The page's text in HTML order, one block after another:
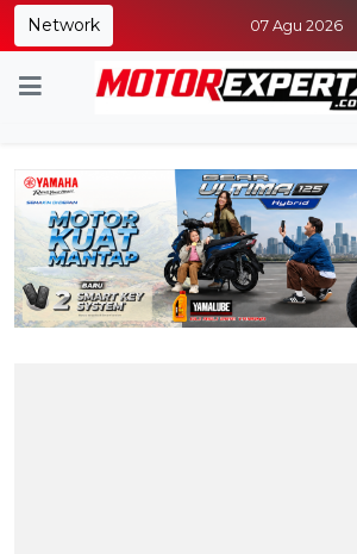
Network 07 Agu 2026